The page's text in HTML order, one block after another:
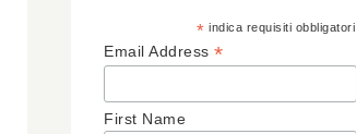
* indica requisiti obbligatori
Email Address *
First Name